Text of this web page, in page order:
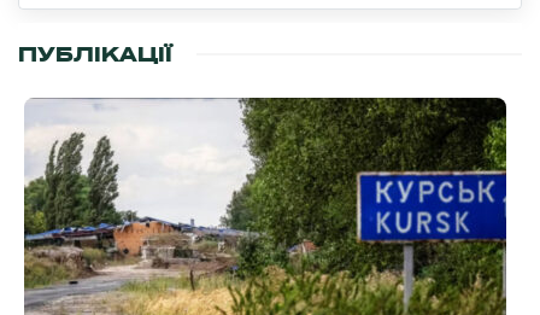
ПУБЛІКАЦІЇ